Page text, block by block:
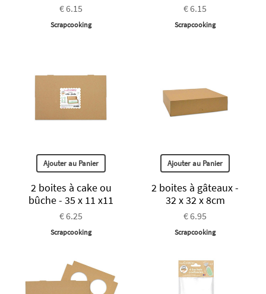
€ 6.15
Scrapcooking
€ 6.15
Scrapcooking
Ajouter au Panier
2 boites à cake ou
bûche - 35 x 11 x11
€ 6.25
Scrapcooking
Ajouter au Panier
2 boites à gâteaux -
32 x 32 x 8cm
€ 6.95
Scrapcooking